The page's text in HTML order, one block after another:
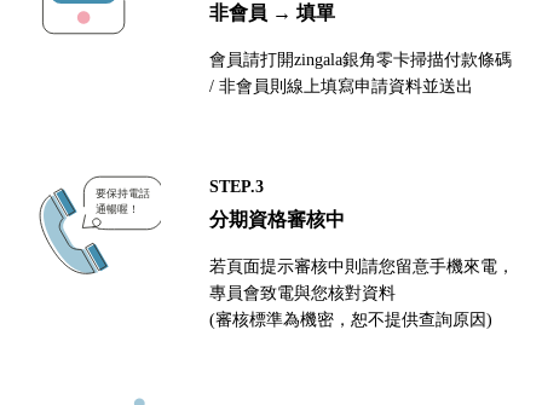
非會員 → 填單
會員請打開zingala銀角零卡掃描付款條碼
/ 非會員則線上填寫申請資料並送出
STEP.3
分期資格審核中
若頁面提示審核中則請您留意手機來電，
專員會致電與您核對資料
(審核標準為機密，恕不提供查詢原因)